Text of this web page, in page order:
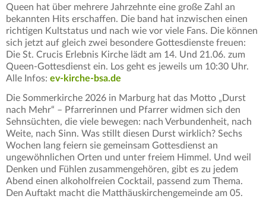
Queen hat über mehrere Jahrzehnte eine große Zahl an
bekannten Hits erschaffen. Die band hat inzwischen einen
richtigen Kultstatus und nach wie vor viele Fans. Die können
sich jetzt auf gleich zwei besondere Gottesdienste freuen:
Die St. Crucis Erlebnis Kirche lädt am 14. Und 21.06. zum
Queen-Gottesdienst ein. Los geht es jeweils um 10:30 Uhr.
Alle Infos: ev-kirche-bsa.de
Die Sommerkirche 2026 in Marburg hat das Motto „Durst
nach Mehr“ – Pfarrerinnen und Pfarrer widmen sich den
Sehnsüchten, die viele bewegen: nach Verbundenheit, nach
Weite, nach Sinn. Was stillt diesen Durst wirklich? Sechs
Wochen lang feiern sie gemeinsam Gottesdienst an
ungewöhnlichen Orten und unter freiem Himmel. Und weil
Denken und Fühlen zusammengehören, gibt es zu jedem
Abend einen alkoholfreien Cocktail, passend zum Thema.
Den Auftakt macht die Matthäuskirchengemeinde am 05.